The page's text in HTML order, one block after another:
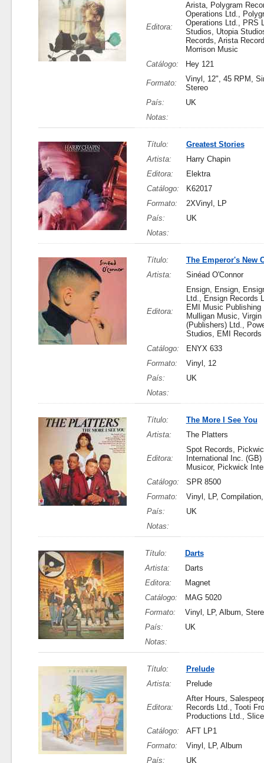
Editora:
Arista, Polygram
Operations Ltd.,
Operations Ltd., PRS
Studios, Utopia
Records, Arista
Morrison Music
Catálogo:
Hey 121
Formato:
Vinyl, 12", 45 RPM,
Stereo
País:
UK
Notas:
Título:
Greatest Stories
Artista:
Harry Chapin
Editora:
Elektra
Catálogo:
K62017
Formato:
2XVinyl, LP
País:
UK
Notas:
Título:
The Emperor's New
Artista:
Sinéad O'Connor
Editora:
Ensign, Ensign,
Ltd., Ensign Records
EMI Music Publishing
Mulligan Music, Virgin
(Publishers) Ltd.,
Studios, EMI Records
Catálogo:
ENYX 633
Formato:
Vinyl, 12
País:
UK
Notas:
Título:
The More I See You
Artista:
The Platters
Editora:
Spot Records,
International Inc. (GB)
Musicor, Pickwick
Catálogo:
SPR 8500
Formato:
Vinyl, LP,
País:
UK
Notas:
Título:
Darts
Artista:
Darts
Editora:
Magnet
Catálogo:
MAG 5020
Formato:
Vinyl, LP, Album,
País:
UK
Notas:
Título:
Prelude
Artista:
Prelude
Editora:
After Hours,
Records Ltd., Tooti
Productions Ltd.,
Catálogo:
AFT LP1
Formato:
Vinyl, LP, Album
País:
UK